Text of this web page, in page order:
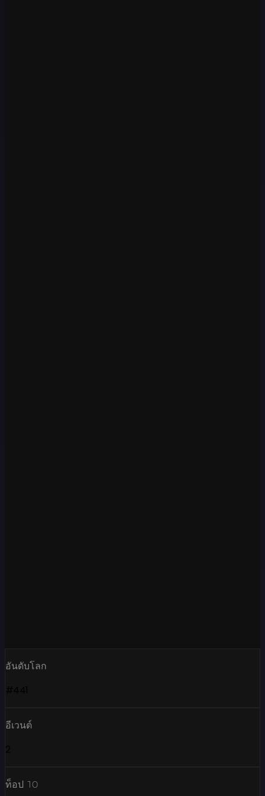
อันดับโลก
อีเวนต์
ท็อป 10